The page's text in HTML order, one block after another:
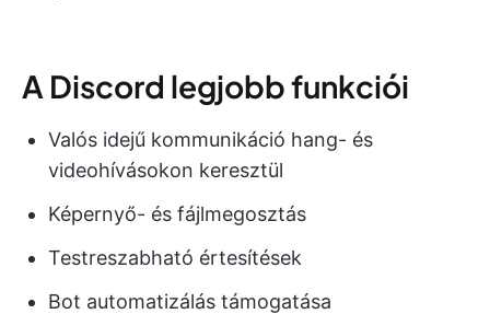
A Discord legjobb funkciói
Valós idejű kommunikáció hang- és
videohívásokon keresztül
Képernyő- és fájlmegosztás
Testreszabható értesítések
Bot automatizálás támogatása